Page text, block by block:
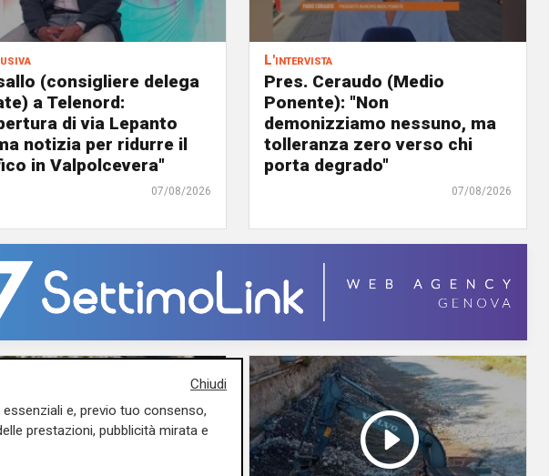
(consigliere delega
a Telenord:
di via Lepanto
notizia per ridurre il
in Valpolcevera"
07/08/2026
L'intervista
Pres. Ceraudo (Medio
Ponente): "Non
demonizziamo nessuno, ma
tolleranza zero verso chi
porta degrado"
07/08/2026
Chiudi
e, previo tuo consenso,
prestazioni, pubblicità mirata e